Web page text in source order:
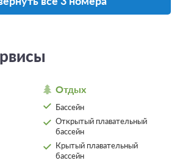
питания
Отдых
Бассейн
Открытый плавательный
бассейн
Крытый плавательный
бассейн